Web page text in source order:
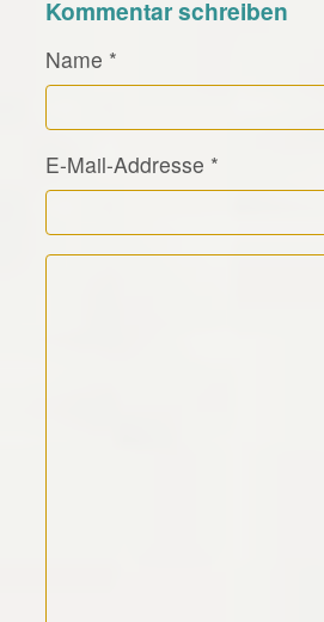
Kommentar schreiben
Name *
E-Mail-Addresse *
Kommentar Text